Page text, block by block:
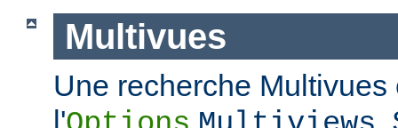
Multivues
Une recherche
l'